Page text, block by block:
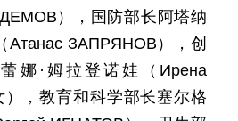
），国防部长阿塔纳
Атанас ЗАПРЯНОВ），创
娜·姆拉登诺娃（Ирена
，教育和科学部长塞尔格